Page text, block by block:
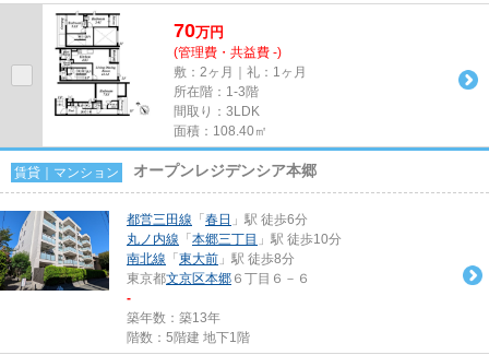
ています。 通りから一本入...
70万円
(管理費・共益費 -)
敷：2ヶ月｜礼：1ヶ月
所在階：1-3階
間取り：3LDK
面積：108.40㎡
賃貸｜マンション オープンレジデンシア本郷
都営三田線 「 春日 」駅 徒歩6分
丸ノ内線 「 本郷三丁目 」駅 徒歩10分
南北線 「 東大前 」駅 徒歩8分
東京都文京区本郷 ６丁目６－６
-
築年数：築13年
階数：5階建 地下1階